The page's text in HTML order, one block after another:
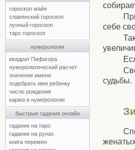
гороскоп майя
славянский гороскоп
лунный гороскоп
таро гороскоп
нумерология
квадрат Пифагора
нумерологический расчет
значение имени
подобрать имя ребенку
число рождения
карма в нумерологии
быстрые гадания онлайн
гадание на таро
гадание на рунах
книга перемен
себе
судьбы.